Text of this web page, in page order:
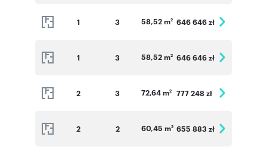
1 3 58,52 m2 646 646 zł
1 3 58,52 m2 646 646 zł
2 3 72,64 m2 777 248 zł
2 2 60,45 m2 655 883 zł